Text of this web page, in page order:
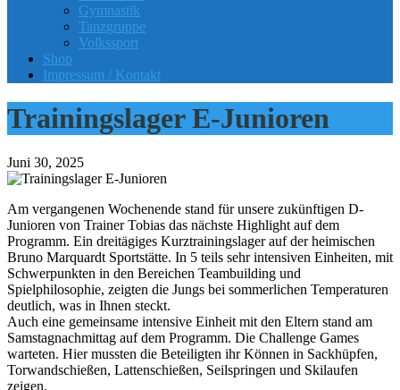
Gymnastik
Tanzgruppe
Volkssport
Shop
Impressum / Kontakt
Trainingslager E-Junioren
Juni 30, 2025
Am vergangenen Wochenende stand für unsere zukünftigen D-
Junioren von Trainer Tobias das nächste Highlight auf dem
Programm. Ein dreitägiges Kurztrainingslager auf der heimischen
Bruno Marquardt Sportstätte. In 5 teils sehr intensiven Einheiten, mit
Schwerpunkten in den Bereichen Teambuilding und
Spielphilosophie, zeigten die Jungs bei sommerlichen Temperaturen
deutlich, was in Ihnen steckt.
Auch eine gemeinsame intensive Einheit mit den Eltern stand am
Samstagnachmittag auf dem Programm. Die Challenge Games
warteten. Hier mussten die Beteiligten ihr Können in Sackhüpfen,
Torwandschießen, Lattenschießen, Seilspringen und Skilaufen
zeigen.